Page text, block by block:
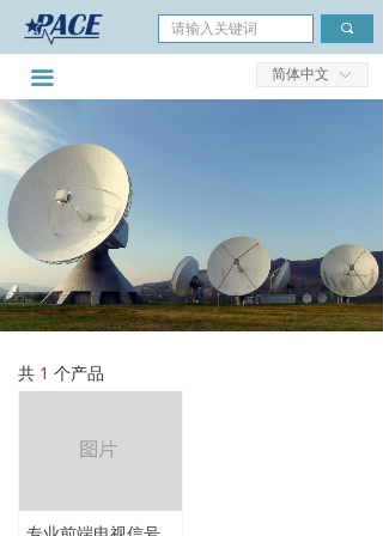
끠
ꀅ
简体中文
끀
首页
公司简介
市场领域
产品分类
服务与支持
新闻与成功案例
共 1 个产品